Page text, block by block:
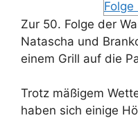
Zur 50. Folge der
Natascha und
einem Grill auf die
Trotz mäßigem
haben sich einige